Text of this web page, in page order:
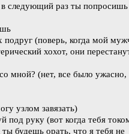
следующий раз ты попросишь
подруг (поверь, когда мой
хохот, они
мной? (нет, все было
узлом завязать)
под руку (вот когда тебя
будешь орать, что я тебя не